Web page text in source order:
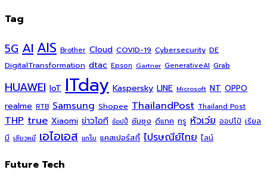
Tag
5G AI AIS Brother Cloud COVID-19 Cybersecurity DE
DigitalTransformation dtac Epson Gartner GenerativeAI Grab
HUAWEI IoT ITday Kaspersky LINE Microsoft NT OPPO
realme RTB Samsung Shopee ThailandPost Thailand Post
THP true Xiaomi ข่าวไอที ช้อปปี้ ซัมซุง ดีแทค ทรู หัวเว่ย ออปโป้ เรียล
มี เสียวหมี่ เอไอเอส แกร็บ แคสเปอร์สกี้ ไปรษณีย์ไทย ไลน์
Future Tech